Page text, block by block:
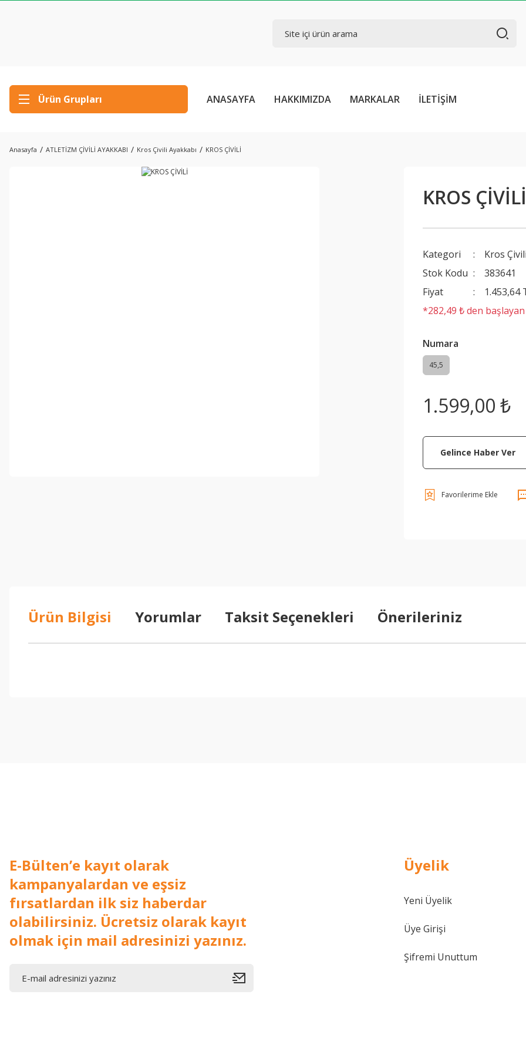
Ürün Grupları ANASAYFA HAKKIMIZDA MARKALAR İLETİŞİM
Anasayfa ATLETİZM ÇİVİLİ AYAKKABI Kros Çivili Ayakkabı KROS ÇİVİLİ
KROS ÇİVİLİ
Kategori
Kros
Stok Kodu
383641
Fiyat
1.453,64
*282,49 ₺ den
Numara
45,5
1.599,00 ₺
Gelince Haber Ver
Ürün Bilgisi Yorumlar Taksit Seçenekleri Önerileriniz
Gönder
E-Bülten’e kayıt olarak
kampanyalardan ve eşsiz
fırsatlardan ilk siz haberdar
olabilirsiniz. Ücretsiz olarak kayıt
olmak için mail adresinizi yazınız.
Üyelik
Yeni Üyelik
Üye Girişi
Şifremi Unuttum